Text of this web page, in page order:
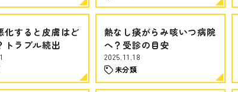
化すると皮膚はど
トラブル続出
熱なし痰がらみ咳いつ病院
へ？受診の目安
2025.11.18
未分類